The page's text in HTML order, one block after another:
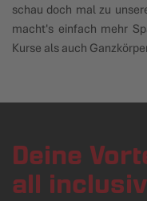
schau doch mal zu
macht's einfach mehr
Kurse als auch
Deine
all